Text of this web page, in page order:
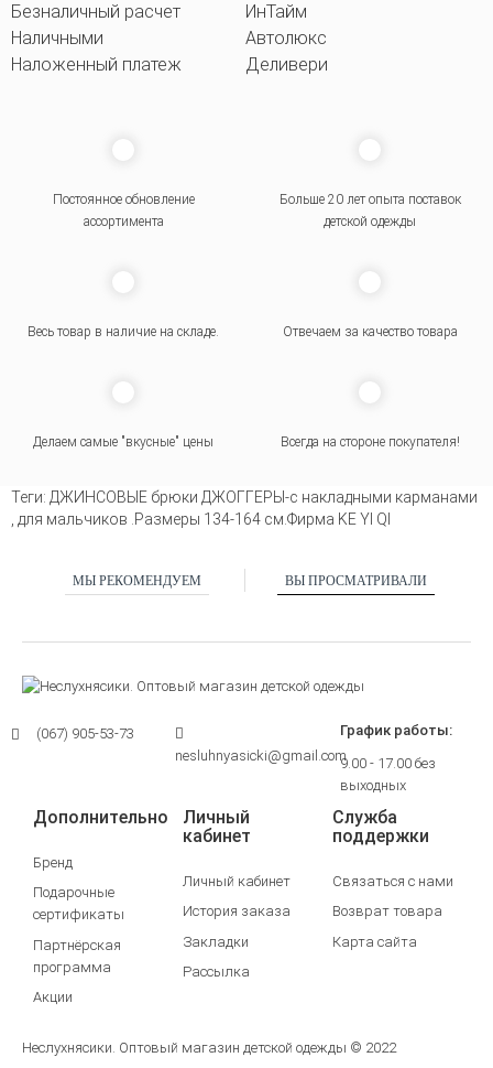
Безналичный расчет
Наличными
Наложенный платеж
ИнТайм
Автолюкс
Деливери
Постоянное обновление
ассортимента
Больше 20 лет опыта поставок
детской одежды
Весь товар в наличие на складе. Отвечаем за качество товара
Делаем самые "вкусные" цены Всегда на стороне покупателя!
Теги: ДЖИНСОВЫЕ брюки ДЖОГГЕРЫ-с накладными карманами
, для мальчиков .Размеры 134-164 см.Фирма KE YI QI
МЫ РЕКОМЕНДУЕМ ВЫ ПРОСМАТРИВАЛИ
(067) 905-53-73
nesluhnyasicki@gmail.com
График работы:
9.00 - 17.00 без
выходных
Дополнительно
Бренд
Подарочные
сертификаты
Партнёрская
программа
Акции
Личный
кабинет
Личный кабинет
История заказа
Закладки
Рассылка
Служба
поддержки
Связаться с нами
Возврат товара
Карта сайта
Неслухнясики. Оптовый магазин детской одежды © 2022